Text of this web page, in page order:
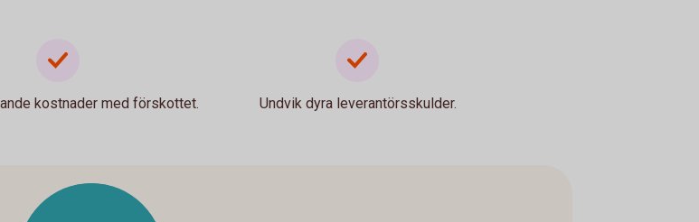
kostnader med förskottet. Undvik dyra leverantörsskulder.